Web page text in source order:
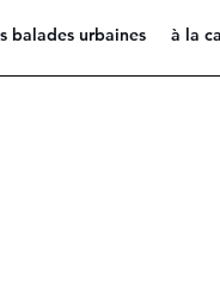
balades urbaines à la